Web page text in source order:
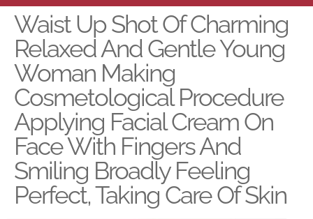
Waist Up Shot Of Charming
Relaxed And Gentle Young
Woman Making
Cosmetological Procedure
Applying Facial Cream On
Face With Fingers And
Smiling Broadly Feeling
Perfect, Taking Care Of Skin